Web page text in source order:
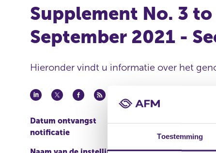
Toestemming
Supplement No. 3
September 2021 -
Hieronder vindt u informatie over het
Datum ontvangst
notificatie
22 feb 2023